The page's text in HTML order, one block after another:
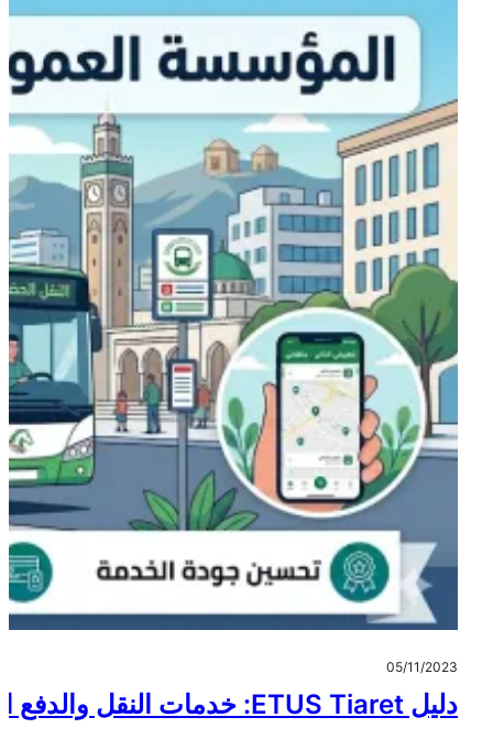
05/11/2023
دليل ETUS Tiaret: خدمات النقل والدفع الإلكتروني والمراقبة التقنية